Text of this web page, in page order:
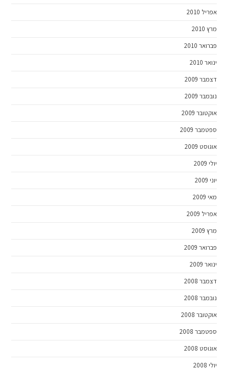
אפריל 2010
מרץ 2010
פברואר 2010
ינואר 2010
דצמבר 2009
נובמבר 2009
אוקטובר 2009
ספטמבר 2009
אוגוסט 2009
יולי 2009
יוני 2009
מאי 2009
אפריל 2009
מרץ 2009
פברואר 2009
ינואר 2009
דצמבר 2008
נובמבר 2008
אוקטובר 2008
ספטמבר 2008
אוגוסט 2008
יולי 2008